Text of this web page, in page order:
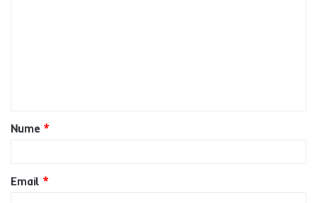
a
r
u
*
Nume *
Email *